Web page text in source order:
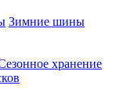
Зимние шины
хранение